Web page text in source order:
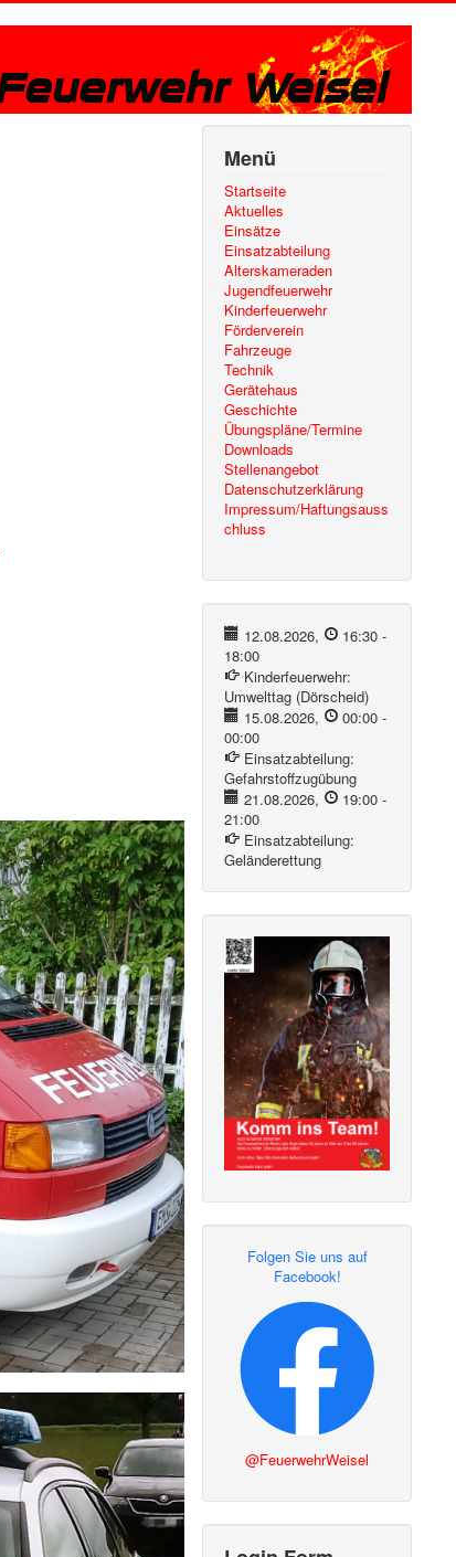
Menü
Startseite
Aktuelles
Einsätze
Einsatzabteilung
Alterskameraden
Jugendfeuerwehr
Kinderfeuerwehr
Förderverein
Fahrzeuge
Technik
Gerätehaus
Geschichte
Übungspläne/Termine
Downloads
Stellenangebot
Datenschutzerklärung
Impressum/Haftungsauss
chluss
12.08.2026, 16:30-
18:00
Kinderfeuerwehr:
Umwelttag (Dörscheid)
15.08.2026, 00:00-
00:00
Einsatzabteilung:
Gefahrstoffzugübung
21.08.2026, 19:00-
21:00
Einsatzabteilung:
Geländerettung
Folgen Sie uns auf
Facebook!
@FeuerwehrWeisel